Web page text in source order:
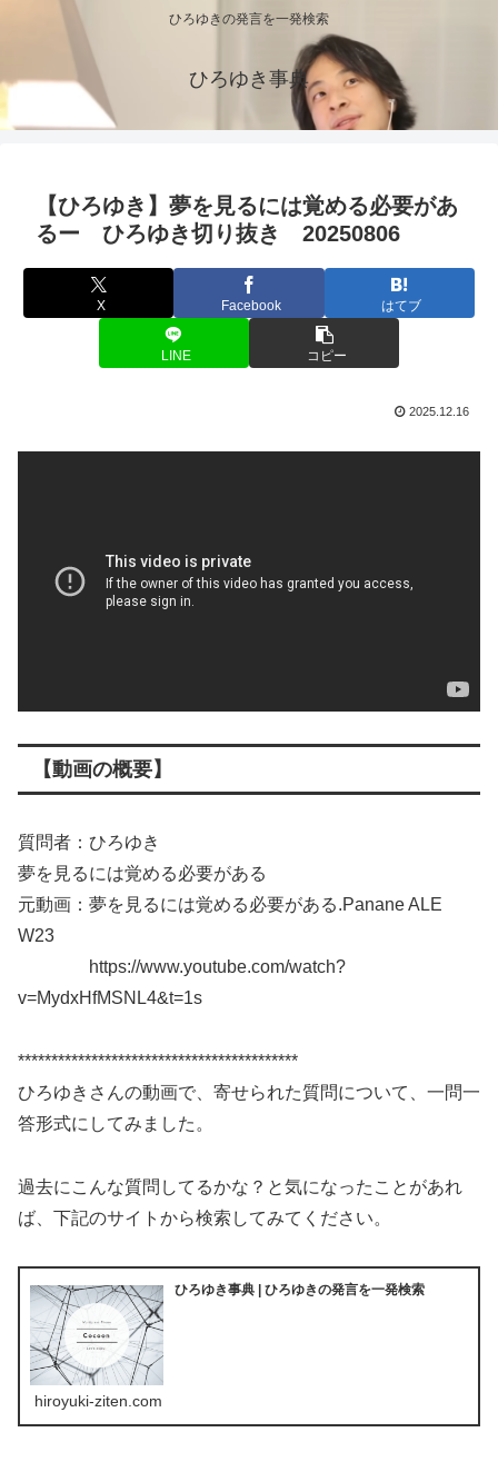
ひろゆきの発言を一発検索
ひろゆき事典
【ひろゆき】夢を見るには覚める必要があ
るー ひろゆき切り抜き 20250806
X Facebook はてブ
LINE コピー
2025.12.16
【動画の概要】
質問者：ひろゆき
夢を見るには覚める必要がある
元動画：夢を見るには覚める必要がある.Panane ALE
W23
https://www.youtube.com/watch?
v=MydxHfMSNL4&t=1s
******************************************
ひろゆきさんの動画で、寄せられた質問について、一問一
答形式にしてみました。
過去にこんな質問してるかな？と気になったことがあれ
ば、下記のサイトから検索してみてください。
ひろゆき事典 | ひろゆきの発言を一発検索
hiroyuki-ziten.com